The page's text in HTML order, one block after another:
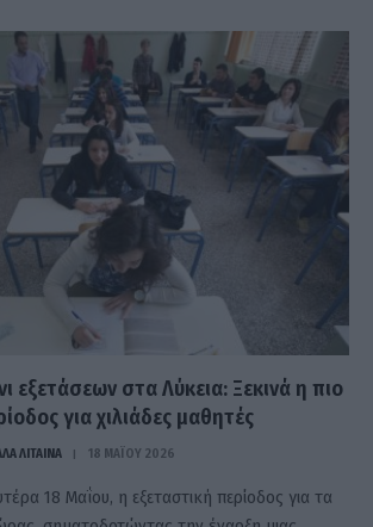
εξετάσεων στα Λύκεια: Ξεκινά η πιο
για χιλιάδες μαθητές
ΛΊΤΑΙΝΑ 18 ΜΑΪ́ΟΥ 2026
18 Μαΐου, η εξεταστική περίοδος για τα